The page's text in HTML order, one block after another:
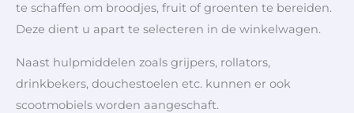
te schaffen om broodjes, fruit of groenten te bereiden.
Deze dient u apart te selecteren in de winkelwagen.
Naast hulpmiddelen zoals grijpers, rollators,
drinkbekers, douchestoelen etc. kunnen er ook
scootmobiels worden aangeschaft.